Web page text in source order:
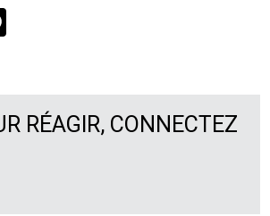
RÉAGIR, CONNECTEZ